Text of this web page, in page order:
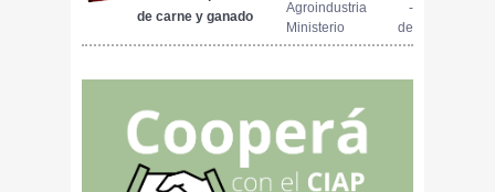
de carne y ganado
Agroindustria -
Ministerio de
Producción y